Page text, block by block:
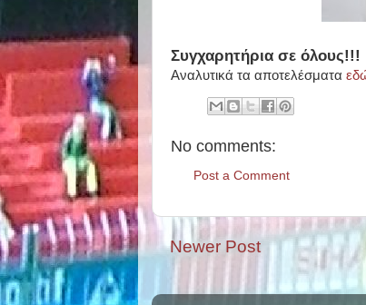
Συγχαρητήρια σε όλους!!!
Αναλυτικά τα αποτελέσματα
No comments:
Post a Comment
Newer Post